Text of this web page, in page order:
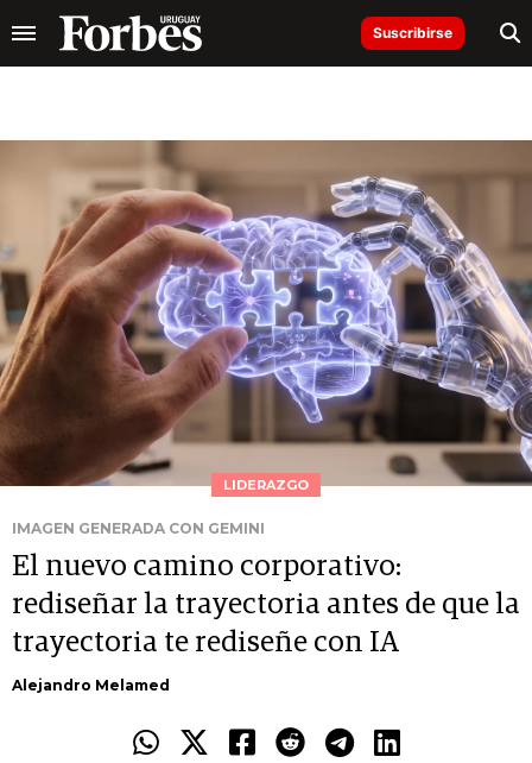
Suscribirse
LIDERAZGO
IMAGEN GENERADA CON GEMINI
El nuevo camino corporativo:
rediseñar la trayectoria antes de que la
trayectoria te rediseñe con IA
Alejandro Melamed